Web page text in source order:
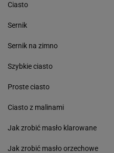
Ciasto
Sernik
Sernik na zimno
Szybkie ciasto
Proste ciasto
Ciasto z malinami
Jak zrobić masło klarowane
Jak zrobić masło orzechowe